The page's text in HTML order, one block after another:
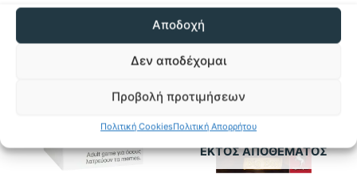
Αποδοχή
Δεν αποδέχομαι
Προβολή προτιμήσεων
Πολιτική CookiesΠολιτική Απορρήτου
ΕΚΤΌΣ ΑΠΟΘΈΜΑΤΟΣ